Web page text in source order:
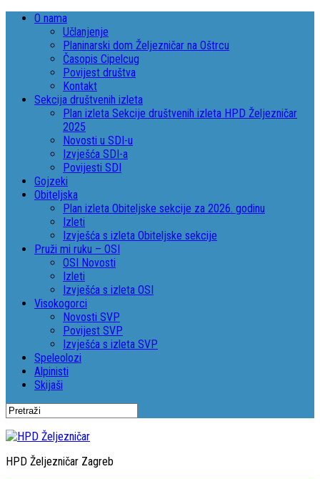
O nama
Učlanjenje
Planinarski dom Željezničar na Oštrcu
Časopis Cipelcug
Povijest društva
Kontakt
Sekcija društvenih izleta
Plan izleta Sekcije društvenih izleta HPD Željezničar
2025
Novosti u SDI-u
Izvješća SDI-a
Povijesti SDI
Gojzeki
Obiteljska
Plan izleta Obiteljske sekcije za 2026. godinu
Izleti
Izvješća s izleta Obiteljske sekcije
Pruži mi ruku – OSI
OSI Novosti
Izleti
Izvješća s izleta OSI
Visokogorci
Novosti SVP
Povijest SVP
Izvješća s izleta SVP
Speleolozi
Alpinisti
Skijaši
HPD Željezničar Zagreb